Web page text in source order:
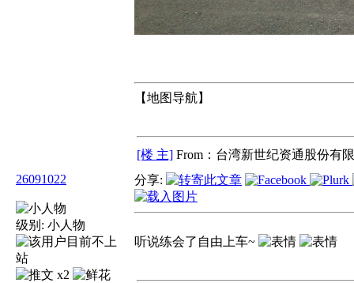
【地图导航】
[楼 主] From：台湾新世纪资通股份有
26091022
级别: 小人物
x2
分享:
听说练会了自由上车~